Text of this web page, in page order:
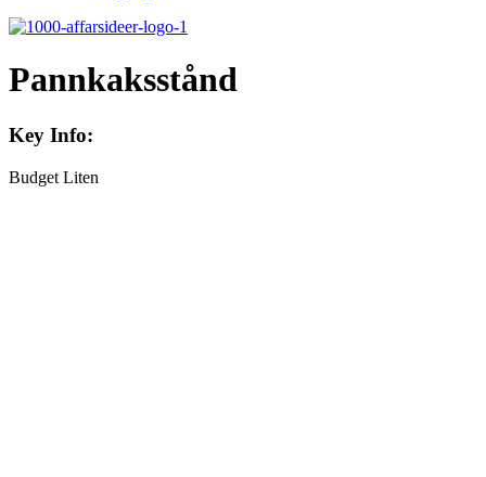
Pannkaksstånd
Key Info:
Budget Liten